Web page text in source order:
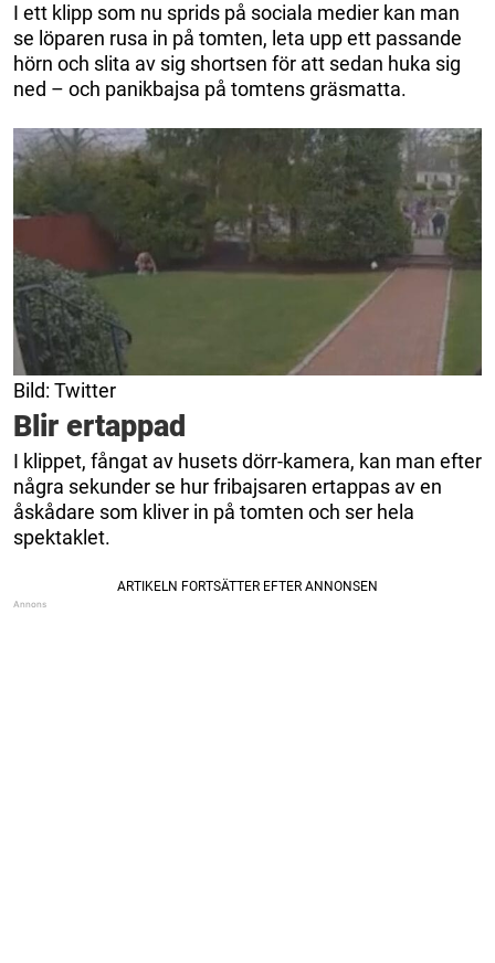
I ett klipp som nu sprids på sociala medier kan man
se löparen rusa in på tomten, leta upp ett passande
hörn och slita av sig shortsen för att sedan huka sig
ned – och panikbajsa på tomtens gräsmatta.
Bild: Twitter
Blir ertappad
I klippet, fångat av husets dörr-kamera, kan man efter
några sekunder se hur fribajsaren ertappas av en
åskådare som kliver in på tomten och ser hela
spektaklet.